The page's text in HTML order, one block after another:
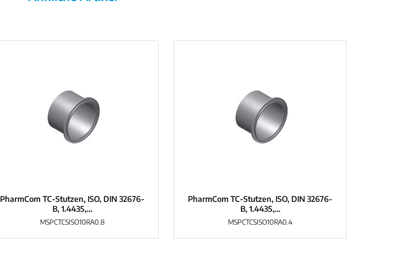
PharmCom TC-Stutzen, ISO, DIN 32676-
B, 1.4435,...
MSPCTCSISO10RA0.8
PharmCom TC-Stutzen, ISO, DIN 32676-
B, 1.4435,...
MSPCTCSISO10RA0.4